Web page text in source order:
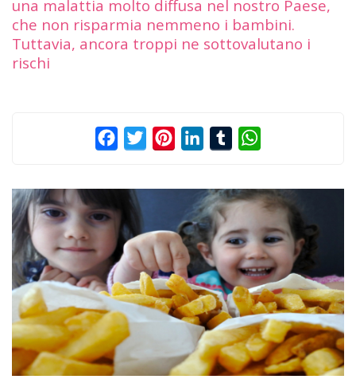
una malattia molto diffusa nel nostro Paese,
che non risparmia nemmeno i bambini.
Tuttavia, ancora troppi ne sottovalutano i
rischi
FacebookTwitterPinterestLinkedInTumblr